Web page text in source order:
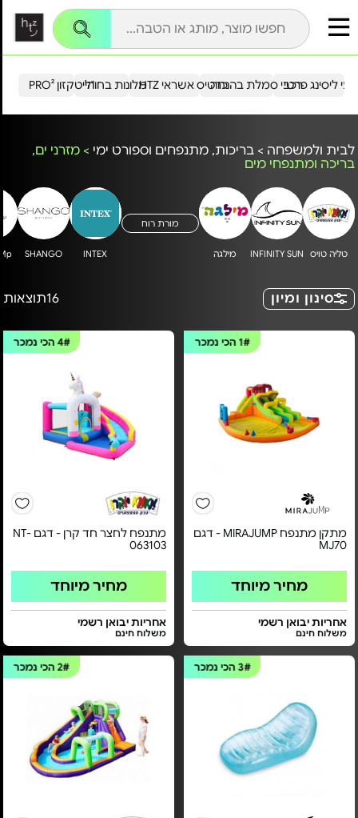
הייטקזון PRO²מלונות בחו"ל כרטיס אשראי HTZ ליסינג פרטירכבי סמלת בהנחה
לבית ולמשפחה > בריכות, מתנפחים וספורט ימי > מזרני ים,
בריכה ומתנפחי מים
טליה טויס INFINITY SUN מילגה
מורת רוח
INTEX
SHANGO
סינון ומיון 16תוצאות
1# הכי נמכר
מתקן מתנפח MIRAJUMP - דגם
MJ70
מחיר מיוחד
אחריות יבואן רשמי
משלוח חינם
4#הכי נמכר
מתנפח לחצר חד קרן - דגם NT-
063103
מחיר מיוחד
אחריות יבואן רשמי
משלוח חינם
3# הכי נמכר 2#הכי נמכר